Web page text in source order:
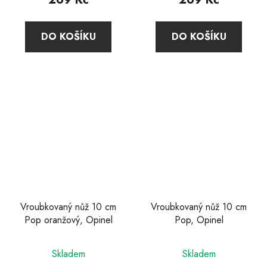
DO KOŠÍKU DO KOŠÍKU
Vroubkovaný nůž 10 cm
Pop oranžový, Opinel
Skladem
Vroubkovaný nůž 10 cm
Pop, Opinel
Skladem